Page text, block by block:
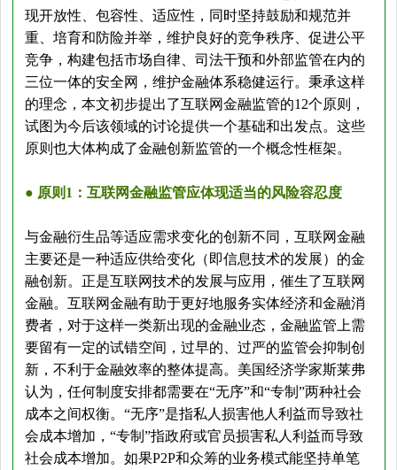
现开放性、包容性、适应性，同时坚持鼓励和规范并
重、培育和防险并举，维护良好的竞争秩序、促进公平
竞争，构建包括市场自律、司法干预和外部监管在内的
三位一体的安全网，维护金融体系稳健运行。秉承这样
的理念，本文初步提出了互联网金融监管的12个原则，
试图为今后该领域的讨论提供一个基础和出发点。这些
原则也大体构成了金融创新监管的一个概念性框架。
● 原则1：互联网金融监管应体现适当的风险容忍度
与金融衍生品等适应需求变化的创新不同，互联网金融
主要还是一种适应供给变化（即信息技术的发展）的金
融创新。正是互联网技术的发展与应用，催生了互联网
金融。互联网金融有助于更好地服务实体经济和金融消
费者，对于这样一类新出现的金融业态，金融监管上需
要留有一定的试错空间，过早的、过严的监管会抑制创
新，不利于金融效率的整体提高。美国经济学家斯莱弗
认为，任何制度安排都需要在“无序”和“专制”两种社会
成本之间权衡。“无序”是指私人损害他人利益而导致社
会成本增加，“专制”指政府或官员损害私人利益而导致
社会成本增加。如果P2P和众筹的业务模式能坚持单笔